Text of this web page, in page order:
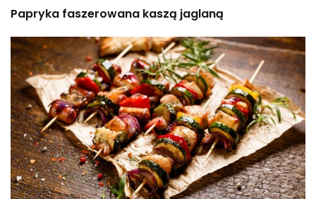
Papryka faszerowana kaszą jaglaną